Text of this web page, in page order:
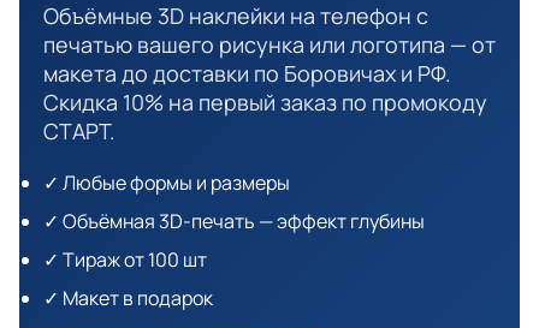
Объёмные 3D наклейки на телефон с
печатью вашего рисунка или логотипа — от
макета до доставки по Боровичах и РФ.
Скидка 10% на первый заказ по промокоду
СТАРТ.
✓ Любые формы и размеры
✓ Объёмная 3D-печать — эффект глубины
✓ Тираж от 100 шт
✓ Макет в подарок